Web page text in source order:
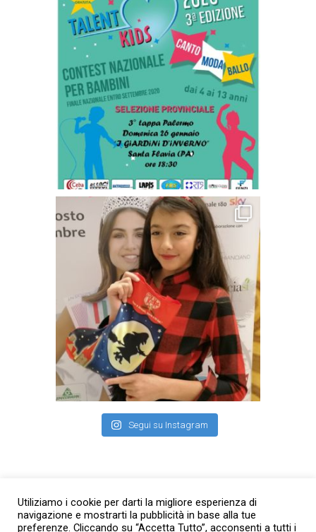
Segui su Instagram
Utiliziamo i cookie per darti la migliore esperienza di
navigazione e mostrarti la pubblicità in base alla tue
preferenze. Cliccando su “Accetta Tutto”, acconsenti a tutti i